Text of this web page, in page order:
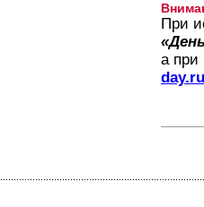
При
а при
day.ru